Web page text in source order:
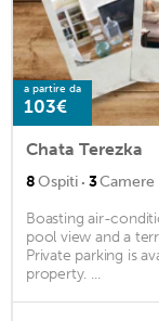
a partire da
103€
Chata Terezka
8Ospiti · 3Camere
Boasting air-
pool view and a
Private parking is
property. ...